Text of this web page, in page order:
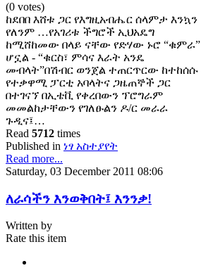
(0 votes)
ከደበበ እሸቱ ጋር የእግዚአብሔር ሰላምታ እንኳን
የለንም …የአገሪቱ ችግሮች ኢህአዴግ
ከሚሸከመው በላይ ናቸው የድሃው ኑሮ “ቁምራ”
ሆኗል - “ቁርስ፣ ምሳና እራት አንዴ
መብላት”በሽብር ወንጀል ተጠርጥርው ከተከሰሱ
የተቃዋሚ ፓርቲ አባላትና ጋዜጠኞች ጋር
በተገናኘ በኢቴቪ የቀረበውን ፕሮግራም
መመልከታቸውን የገለፁልን ዶ/ር መራራ
ጉዲና፤…
Read 5712 times
Published in ነፃ አስተያየት
Read more...
Saturday, 03 December 2011 08:06
ለራሳችን እንወቅበት፤ እንንቃ!
Written by
Rate this item